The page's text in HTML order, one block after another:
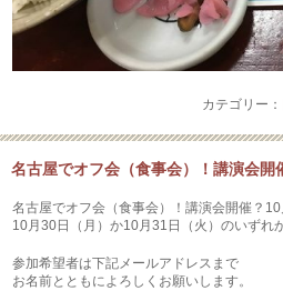
カテゴリー：
名古屋でオフ会（食事会）！講演会開
名古屋でオフ会（食事会）！講演会開催？
10月30日（月）か10月31日（火）のいずれ
参加希望者は下記メールアドレスまで
お名前とともによろしくお願いします。